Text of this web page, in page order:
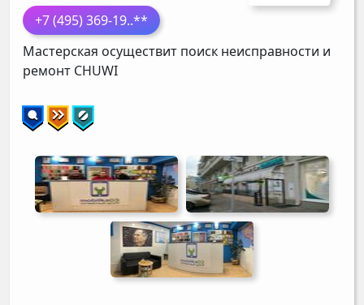
+7 (495) 369-19..**
Мастерская осуществит поиск неисправности и
ремонт CHUWI